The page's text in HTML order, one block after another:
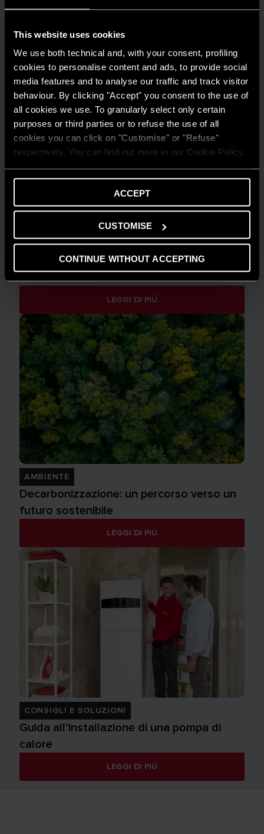
This website uses cookies
We use both technical and, with your consent, profiling
cookies to personalise content and ads, to provide social
media features and to analyse our traffic and track visitor
behaviour. By clicking "Accept" you consent to the use of
all cookies we use. To granularly select only certain
purposes or third parties or to refuse the use of all
cookies you can click on "Customise" or "Refuse"
respectively. You can find out more in our Cookie Policy.
ACCEPT
CUSTOMISE
CONTINUE WITHOUT ACCEPTING
CONSIGLI E SOLUZIONI
Comprendere la flessibilità energetica in
ambito residenziale
LEGGI DI PIÙ
AMBIENTE
Decarbonizzazione: un percorso verso un
futuro sostenibile
LEGGI DI PIÙ
CONSIGLI E SOLUZIONI
Guida all’installazione di una pompa di
calore
LEGGI DI PIÙ